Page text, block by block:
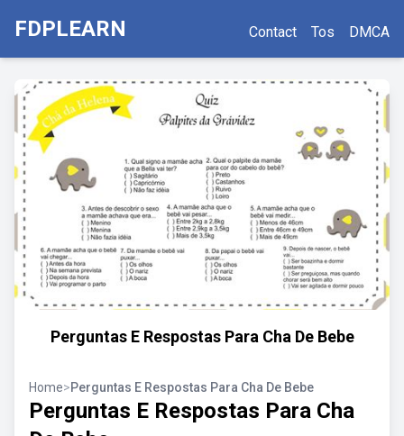
FDPLEARN Contact Tos DMCA
Perguntas E Respostas Para Cha De Bebe
Home>Perguntas E Respostas Para Cha De Bebe
Perguntas E Respostas Para Cha